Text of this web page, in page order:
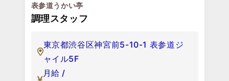
表参道うかい亭
調理スタッフ
東京都渋谷区神宮前5-10-1 表参道ジ
ャイル5F
月給 /